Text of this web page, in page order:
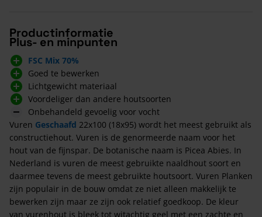
Productinformatie
Plus- en minpunten
FSC Mix 70%
Goed te bewerken
Lichtgewicht materiaal
Voordeliger dan andere houtsoorten
Onbehandeld gevoelig voor vocht
Vuren Geschaafd 22x100 (18x95) wordt het meest gebruikt als
constructiehout. Vuren is de genormeerde naam voor het
hout van de fijnspar. De botanische naam is Picea Abies. In
Nederland is vuren de meest gebruikte naaldhout soort en
daarmee tevens de meest gebruikte houtsoort. Vuren Planken
zijn populair in de bouw omdat ze niet alleen makkelijk te
bewerken zijn maar ze zijn ook relatief goedkoop. De kleur
van vurenhout is bleek tot witachtig geel met een zachte en